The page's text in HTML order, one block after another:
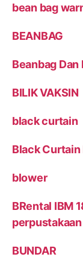
bean bag
BEANBAG
Beanbag
BILIK VAKSIN
black curtain
Black
blower
BRental IBM
BUNDAR